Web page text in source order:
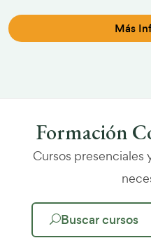
Más
Formación
Cursos presenciales
Buscar cursos